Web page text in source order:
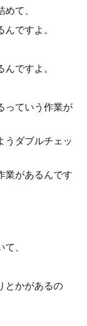
て、
ですよ。
ですよ。
っていう作業が
うダブルチェッ
業があるんです
、
とかがあるの